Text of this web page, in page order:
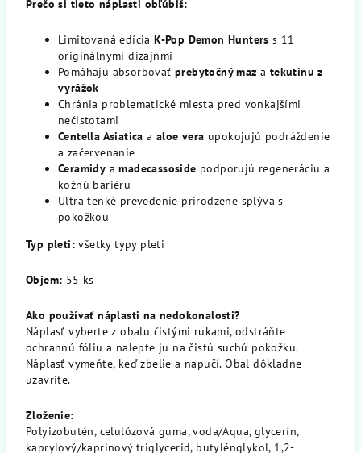
Prečo si tieto náplasti obľúbiš:
Limitovaná edíciaK-Pop Demon Hunters s 11
originálnymi dizajnmi
Pomáhajú absorbovať prebytočný maz a tekutinu z
vyrážok
Chránia problematické miesta pred vonkajšími
nečistotami
Centella Asiaticaa aloe vera upokojujú podráždenie
a začervenanie
Ceramidy a madecassoside podporujú regeneráciu a
kožnú bariéru
Ultra tenké prevedenie prirodzene splýva s
pokožkou
Typ pleti: všetky typy pleti
Objem: 55 ks
Ako používať náplasti na nedokonalosti?
Náplasť vyberte z obalu čistými rukami, odstráňte
ochrannú fóliu a nalepte ju na čistú suchú pokožku.
Náplasť vymeňte, keď zbelie a napučí. Obal dôkladne
uzavrite.
Zloženie:
Polyizobutén, celulózová guma, voda/Aqua, glycerín,
kaprylový/kaprinový triglycerid, butylénglykol, 1,2-